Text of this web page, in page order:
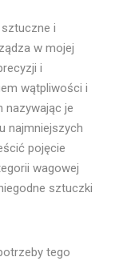
i
w mojej
i
wątpliwości i
nazywając je
najmniejszych
pojęcie
wagowej
sztuczki
tego